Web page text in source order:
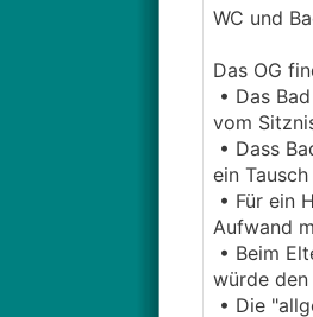
WC und
Das OG
• Das
vom
• Dass
ein
• Für ein
Aufwand
• Beim
würde den
• Die